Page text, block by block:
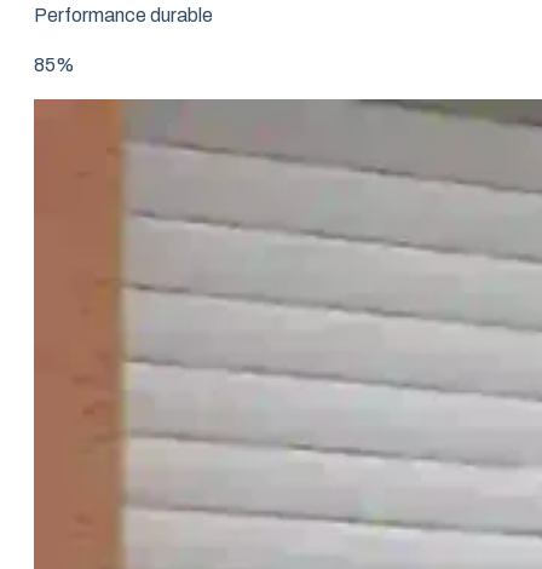
Performance durable
85%